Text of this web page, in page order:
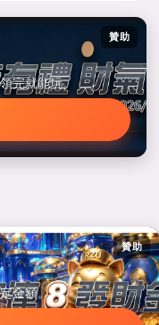
贊助
完就能玩。
贊助
金額。